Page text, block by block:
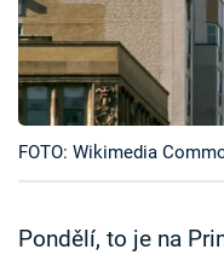
TV Program
Časopis
Sledujte prima+
Přihlášení
FOTO: Wikimedia
Pondělí, to je na